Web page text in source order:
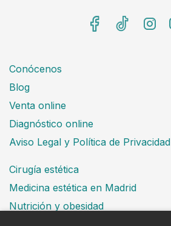
Conócenos
Blog
Venta online
Diagnóstico online
Aviso Legal y Política de Privacidad
Cirugía estética
Medicina estética en Madrid
Nutrición y obesidad